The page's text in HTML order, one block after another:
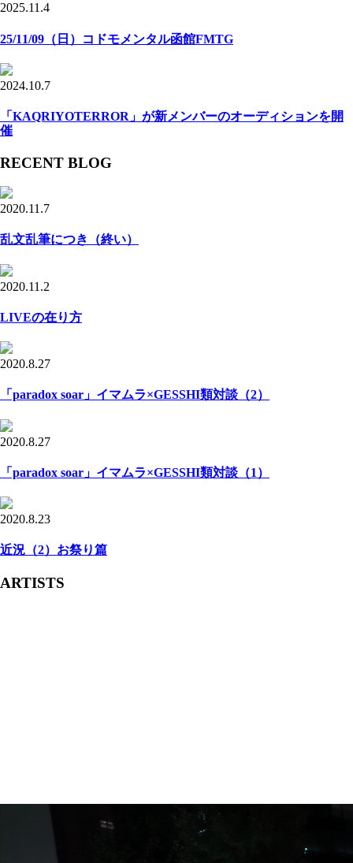
2025.11.4
25/11/09（日）コドモメンタル函館FMTG
2024.10.7
「KAQRIYOTERROR」が新メンバーのオーディションを開
催
RECENT BLOG
2020.11.7
乱文乱筆につき（終い）
2020.11.2
LIVEの在り方
2020.8.27
「paradox soar」イマムラ×GESSHI類対談（2）
2020.8.27
「paradox soar」イマムラ×GESSHI類対談（1）
2020.8.23
近況（2）お祭り篇
ARTISTS